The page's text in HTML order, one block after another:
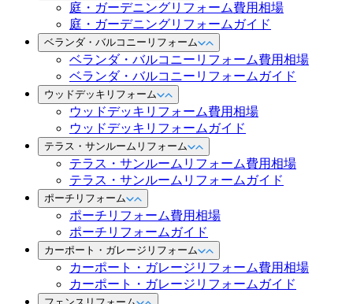
庭・ガーデニングリフォーム費用相場
庭・ガーデニングリフォームガイド
ベランダ・バルコニーリフォーム
ベランダ・バルコニーリフォーム費用相場
ベランダ・バルコニーリフォームガイド
ウッドデッキリフォーム
ウッドデッキリフォーム費用相場
ウッドデッキリフォームガイド
テラス・サンルームリフォーム
テラス・サンルームリフォーム費用相場
テラス・サンルームリフォームガイド
ポーチリフォーム
ポーチリフォーム費用相場
ポーチリフォームガイド
カーポート・ガレージリフォーム
カーポート・ガレージリフォーム費用相場
カーポート・ガレージリフォームガイド